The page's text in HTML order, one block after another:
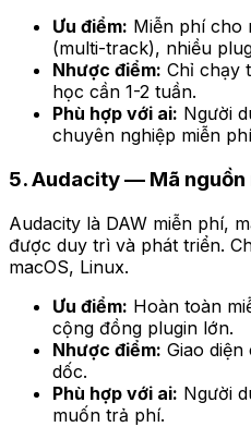
Ưu điểm: Miễn phí cho
(multi-track), nhiều
Nhược điểm: Chỉ chạy
học cần 1-2 tuần.
Phù hợp với ai: Người
chuyên nghiệp miễn
5. Audacity — Mã nguồn
Audacity là DAW miễn phí,
được duy trì và phát triển.
macOS, Linux.
Ưu điểm: Hoàn toàn
cộng đồng plugin lớn.
Nhược điểm: Giao
dốc.
Phù hợp với ai: Người
muốn trả phí.